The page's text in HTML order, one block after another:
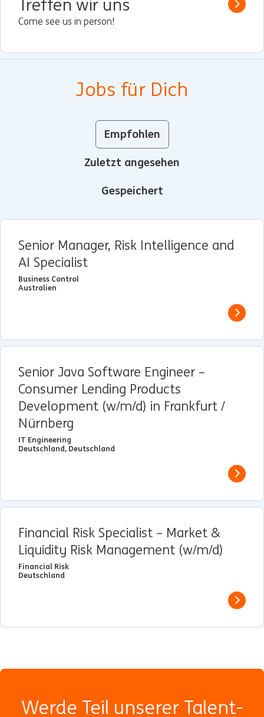
Treffen wir uns
Come see us in person!
Read
Jobs für Dich
Empfohlen
Zuletzt angesehen
Gespeichert
Senior Manager, Risk Intelligence and
AI Specialist
Business Control
Australien
View
Senior Java Software Engineer –
Consumer Lending Products
Development (w/m/d) in Frankfurt /
Nürnberg
IT Engineering
Deutschland, Deutschland
View
Financial Risk Specialist – Market &
Liquidity Risk Management (w/m/d)
Financial Risk
Deutschland
View
Werde Teil unserer Talent-